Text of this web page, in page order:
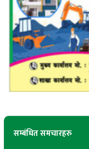
सम्बंधित समचारहरु